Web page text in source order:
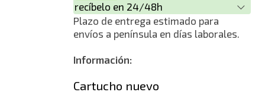
recíbelo en 24/48h
Plazo de entrega estimado para
envíos a península en días laborales.
Información:
Cartucho nuevo